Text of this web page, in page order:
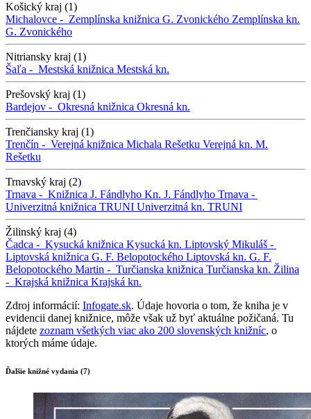
Košický kraj (1)
Michalovce - Zemplínska knižnica G. Zvonického Zemplínska kn.
G. Zvonického
Nitriansky kraj (1)
Šaľa - Mestská knižnica Mestská kn.
Prešovský kraj (1)
Bardejov - Okresná knižnica Okresná kn.
Trenčiansky kraj (1)
Trenčín - Verejná knižnica Michala Rešetku Verejná kn. M.
Rešetku
Trnavský kraj (2)
Trnava - Knižnica J. Fándlyho Kn. J. Fándlyho Trnava -
Univerzitná knižnica TRUNI Univerzitná kn. TRUNI
Žilinský kraj (4)
Čadca - Kysucká knižnica Kysucká kn. Liptovský Mikuláš -
Liptovská knižnica G. F. Belopotockého Liptovská kn. G. F.
Belopotockého Martin - Turčianska knižnica Turčianska kn. Žilina
- Krajská knižnica Krajská kn.
Zdroj informácií: Infogate.sk. Údaje hovoria o tom, že kniha je v
evidencii danej knižnice, môže však už byť aktuálne požičaná. Tu
nájdete zoznam všetkých viac ako 200 slovenských knižníc, o
ktorých máme údaje.
Ďalšie knižné vydania (7)